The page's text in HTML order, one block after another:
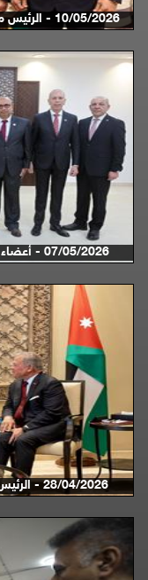
10/05/2026 - الرئيس محمود عباس يستقبل رئيس مجلس القضا ...
07/05/2026 - أعضاء مجلس إدارة سلطة النقد يؤدون اليمين ...
28/04/2026 - الرئيس محمود عباس يلتقي ملك المملكة الأر ...